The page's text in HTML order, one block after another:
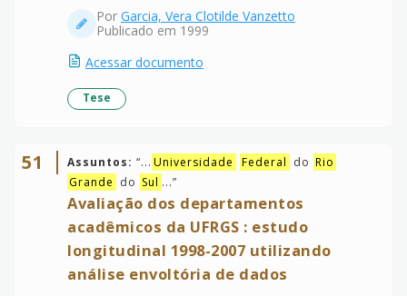
Por Garcia, Vera Clotilde Vanzetto
Publicado em 1999
Acessar documento
Tese
51 Assuntos: “... Universidade Federal do Rio
Grande do Sul ...”
Avaliação dos departamentos
acadêmicos da UFRGS : estudo
longitudinal 1998-2007 utilizando
análise envoltória de dados